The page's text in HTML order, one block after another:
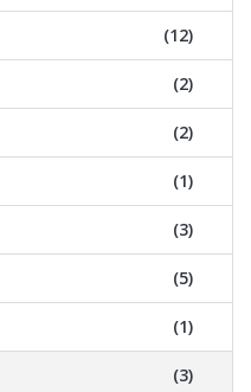
(12)
(2)
(2)
(1)
(3)
(5)
(1)
(3)